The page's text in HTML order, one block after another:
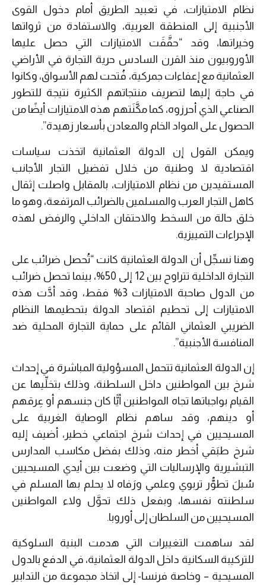
نظام الامتيازات، في تعبيد الطريق أمام دخول القوى
الأجنبية إلى المنطقة العربية، والاستفادة من ثرواتها
وخيراتها، وقد “حقَّقَت الامتيازات التي حصل عليها
الأوروبيون منذ القرن السادس حرية التجارة في الأراضي
العثمانية مع إعفاءات جمركية، فُتحت لهم الأسواق، وكانوا
في حاجة إليها لتصريف منتجاتهم الكثيرة نتيجة للتطور
الصناعي الذي أحرزوه، كما مكَّنَتهم هذه الامتيازات أيضًا من
الحصول على المواد الخام والمعادن بأسعار زهيدة”.
ويمكن القول إن الدولة العثمانية اتخذت سياسات
اقتصادية لا وطنية من خلال تفضيل التجار الأجانب
المستفيدين من نظام الامتيازات، بالمقابل واصلت إثقال
كاهل التجار العرب والمسلمين بالضرائب المرتفعة، وهو ما
خلق حالة من السخط والاحتقان الداخلي والرفض لهذه
الإجراءات التمييزية.
وهنا نسجِّل أن الدولة العثمانية كانت “تُحصل ضرائب على
التجارة الداخلية تتراوح بين 12 إلى 50%، بينما تحصل ضرائب
من الدول صاحبة الامتيازات 3% فقط، وقد أدَّت هذه
الامتيازات إلى تحطيم اقتصاد الدولة بتحطيمها النظام
الضريبي العثماني القائم على حماية التجارة المحلية ضد
المنافسة الأجنبية”.
إن الدولة العثمانية تتحمل المسؤولية المباشرة في إحداث
شرخ بين المواطنين داخل السلطنة، وذلك بتخلِّيها عن
القيام بواجباتها تجاه المواطنين أيًّا كان جنسهم أو عِرقهم
أو دينهم، وقد ساهم نظام الوصاية الغربية على
المسيحيين في إحداث شرخ اجتماعي خطير، أضيف إليه
شرخ طبَقي أخطر منه، وذلك بفضل مكاسب المدارس
التبشيرية والإرساليات التي وضعت بين أيدي المسيحيين
سُبلَ تطوُّر تربوي وعلمي ورَفاه لا يحلم بها المسلم في
سلطنته نفسها، وبفعل ذلك تحوَّل ولاء المواطنين
المسيحيين من السلطان إلى أوروبا.
لقد ساهمت التغييرات التي هدمت البنية السلوكية
للتركيبة السكانية داخل الدولة العثمانية، في الدفع بالدول
المسيحية – وخاصة فرنسا- إلى اتخاذ مجموعة من التدابير